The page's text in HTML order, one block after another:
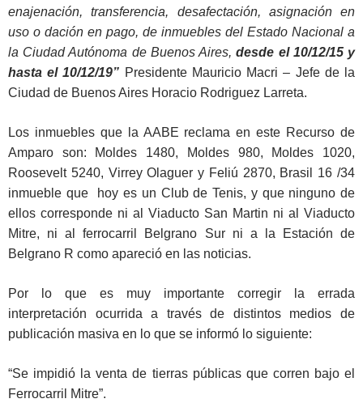
enajenación, transferencia, desafectación, asignación en
uso o dación en pago, de inmuebles del Estado Nacional a
la Ciudad Autónoma de Buenos Aires,desde el 10/12/15 y
hasta el 10/12/19” Presidente Mauricio Macri – Jefe de la
Ciudad de Buenos Aires Horacio Rodriguez Larreta.
Los inmuebles que la AABE reclama en este Recurso de
Amparo son: Moldes 1480, Moldes 980, Moldes 1020,
Roosevelt 5240, Virrey Olaguer y Feliú 2870, Brasil 16 /34
inmueble que hoy es un Club de Tenis, y que ninguno de
ellos corresponde ni al Viaducto San Martin ni al Viaducto
Mitre, ni al ferrocarril Belgrano Sur ni a la Estación de
Belgrano R como apareció en las noticias.
Por lo que es muy importante corregir la errada
interpretación ocurrida a través de distintos medios de
publicación masiva en lo que se informó lo siguiente:
“Se impidió la venta de tierras públicas que corren bajo el
Ferrocarril Mitre”.